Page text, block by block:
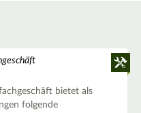
bietet als
folgende